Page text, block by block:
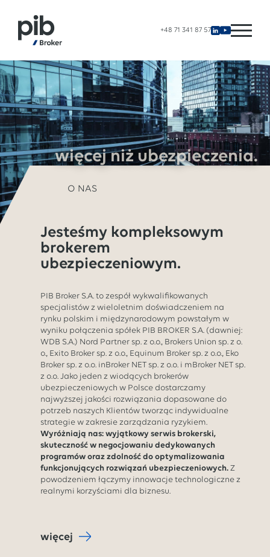
+48 71 341 87 57
więcej niż ubezpieczenia.
O NAS
Jesteśmy kompleksowym
brokerem
ubezpieczeniowym.
PIB Broker S.A. to zespół wykwalifikowanych
specjalistów z wieloletnim doświadczeniem na
rynku polskim i międzynarodowym powstałym w
wyniku połączenia spółek PIB BROKER S.A. (dawniej:
WDB S.A.) Nord Partner sp. z o.o., Brokers Union sp. z o.
o., Exito Broker sp. z o.o., Equinum Broker sp. z o.o., Eko
Broker sp. z o.o. inBroker NET sp. z o.o. i mBroker NET sp.
z o.o. Jako jeden z wiodących brokerów
ubezpieczeniowych w Polsce dostarczamy
najwyższej jakości rozwiązania dopasowane do
potrzeb naszych Klientów tworząc indywidualne
strategie w zakresie zarządzania ryzykiem.
Wyróżniają nas: wyjątkowy serwis brokerski,
skuteczność w negocjowaniu dedykowanych
programów oraz zdolność do optymalizowania
funkcjonujących rozwiązań ubezpieczeniowych. Z
powodzeniem łączymy innowacje technologiczne z
realnymi korzyściami dla biznesu.
więcej